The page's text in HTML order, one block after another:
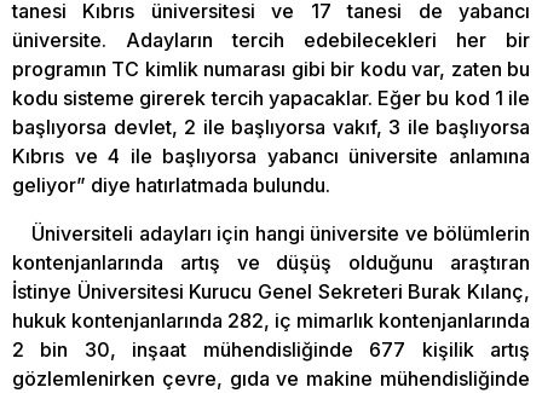
tanesi Kıbrıs üniversitesi ve 17 tanesi de yabancı
üniversite. Adayların tercih edebilecekleri her bir
programın TC kimlik numarası gibi bir kodu var, zaten bu
kodu sisteme girerek tercih yapacaklar. Eğer bu kod 1 ile
başlıyorsa devlet, 2 ile başlıyorsa vakıf, 3 ile başlıyorsa
Kıbrıs ve 4 ile başlıyorsa yabancı üniversite anlamına
geliyor” diye hatırlatmada bulundu.
Üniversiteli adayları için hangi üniversite ve bölümlerin
kontenjanlarında artış ve düşüş olduğunu araştıran
İstinye Üniversitesi Kurucu Genel Sekreteri Burak Kılanç,
hukuk kontenjanlarında 282, iç mimarlık kontenjanlarında
2 bin 30, inşaat mühendisliğinde 677 kişilik artış
gözlemlenirken çevre, gıda ve makine mühendisliğinde